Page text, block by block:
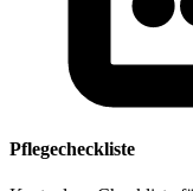
Pflegecheckliste